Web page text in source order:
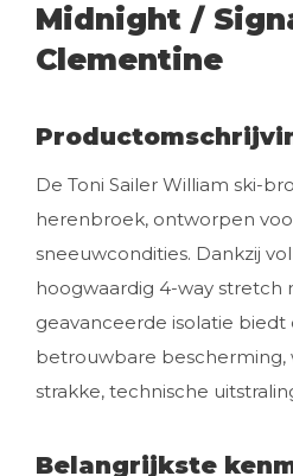
Midnight /
Clementine
De Toni Sailer William ski-
herenbroek, ontworpen
sneeuwcondities. Dankzij
hoogwaardig 4-way stretch
geavanceerde isolatie
betrouwbare bescherming,
strakke, technische
Belangrijkste